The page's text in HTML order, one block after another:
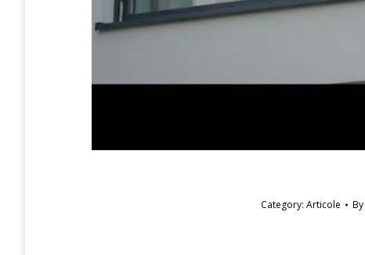
Category: Articole By